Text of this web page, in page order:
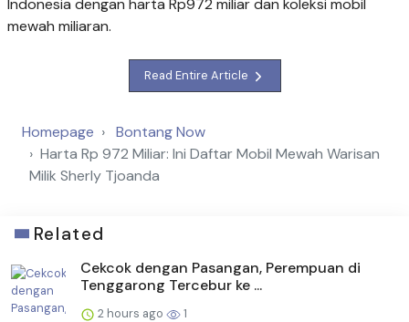
mewah miliaran.
Read Entire Article
Homepage
Bontang Now
Harta Rp 972 Miliar: Ini Daftar Mobil Mewah Warisan
Milik Sherly Tjoanda
Related
Cekcok dengan Pasangan, Perempuan di
Tenggarong Tercebur ke ...
2 hours ago 1